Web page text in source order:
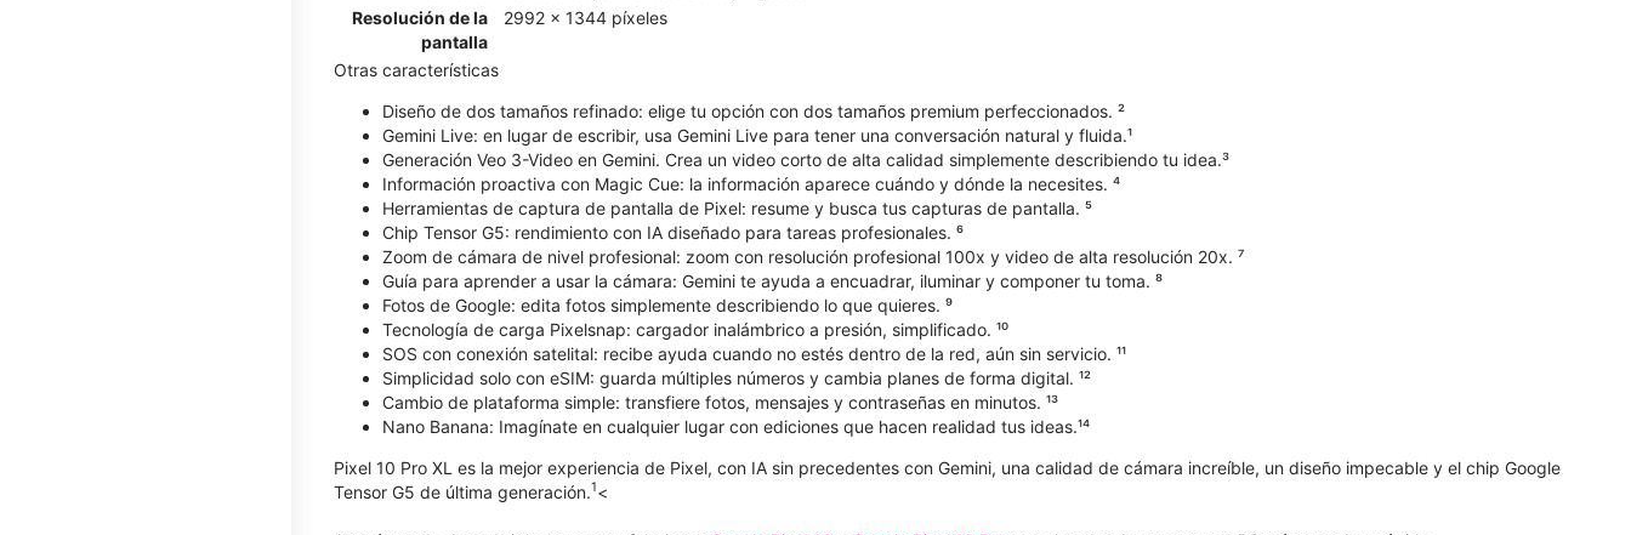
Resolución de la
pantalla
2992 x 1344 píxeles
Otras características
Diseño de dos tamaños refinado: elige tu opción con dos tamaños premium perfeccionados. ²
Gemini Live: en lugar de escribir, usa Gemini Live para tener una conversación natural y fluida.¹
Generación Veo 3-Video en Gemini. Crea un video corto de alta calidad simplemente describiendo tu idea.³
Información proactiva con Magic Cue: la información aparece cuándo y dónde la necesites. ⁴
Herramientas de captura de pantalla de Pixel: resume y busca tus capturas de pantalla. ⁵
Chip Tensor G5: rendimiento con IA diseñado para tareas profesionales. ⁶
Zoom de cámara de nivel profesional: zoom con resolución profesional 100x y video de alta resolución 20x. ⁷
Guía para aprender a usar la cámara: Gemini te ayuda a encuadrar, iluminar y componer tu toma. ⁸
Fotos de Google: edita fotos simplemente describiendo lo que quieres. ⁹
Tecnología de carga Pixelsnap: cargador inalámbrico a presión, simplificado. ¹⁰
SOS con conexión satelital: recibe ayuda cuando no estés dentro de la red, aún sin servicio. ¹¹
Simplicidad solo con eSIM: guarda múltiples números y cambia planes de forma digital. ¹²
Cambio de plataforma simple: transfiere fotos, mensajes y contraseñas en minutos. ¹³
Nano Banana: Imagínate en cualquier lugar con ediciones que hacen realidad tus ideas.¹⁴
Pixel 10 Pro XL es la mejor experiencia de Pixel, con IA sin precedentes con Gemini, una calidad de cámara increíble, un diseño impecable y el chip Google
Tensor G5 de última generación.1<